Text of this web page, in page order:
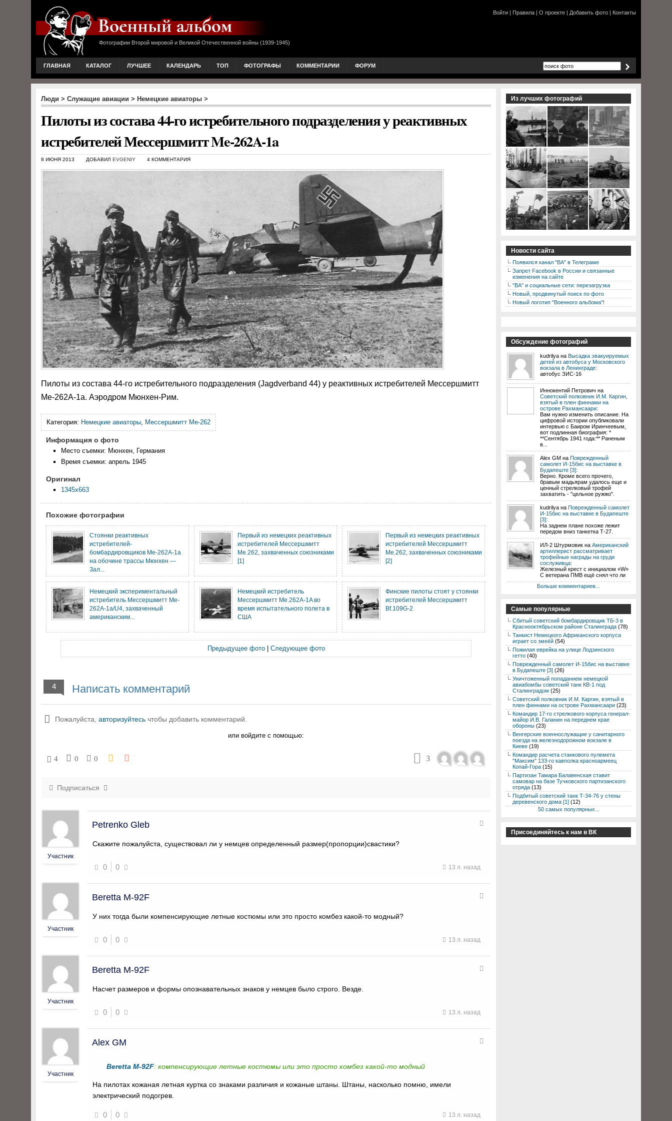
Фотографии Второй мировой и Великой Отечественной войны (1939-1945)
Войти | Правила | О проекте | Добавить фото | Контакты
ГЛАВНАЯ КАТАЛОГ ЛУЧШЕЕ КАЛЕНДАРЬ ТОП ФОТОГРАФЫ КОММЕНТАРИИ ФОРУМ
Люди > Служащие авиации > Немецкие авиаторы >
Пилоты из состава 44-го истребительного подразделения у реактивных
истребителей Мессершмитт Me-262A-1a
8 ИЮНЯ 2013 ДОБАВИЛ EVGENIY 4 КОММЕНТАРИЯ
Пилоты из состава 44-го истребительного подразделения (Jagdverband 44) у реактивных истребителей Мессершмитт
Me-262A-1a. Аэродром Мюнхен-Рим.
Категория: Немецкие авиаторы, Мессершмитт Me-262
Информация о фото
Место съемки: Мюнхен, Германия
Время съемки: апрель 1945
Оригинал
1345x663
Похожие фотографии
Стоянки реактивных
истребителей-
бомбардировщиков Me-262A-1а
на обочине трассы Мюнхен —
Зал...
Первый из немецких реактивных
истребителей Мессершмитт
Me.262, захваченных союзниками
[1]
Первый из немецких реактивных
истребителей Мессершмитт
Me.262, захваченных союзниками
[2]
Немецкий экспериментальный
истребитель Мессершмитт Me-
262A-1a/U4, захваченный
американским...
Немецкий истребитель
Мессершмитт Me.262A-1A во
время испытательного полета в
США
Финские пилоты стоят у стоянки
истребителей Мессершмитт
Bf.109G-2
Предыдущее фото| Следующее фото
4 Написать комментарий
Пожалуйста, авторизуйтесь чтобы добавить комментарий.
или войдите с помощью:
4 0 0 3
Подписаться
Участник
Petrenko Gleb
Скажите пожалуйста, существовал ли у немцев определенный размер(пропорции)свастики?
0 0 13 л. назад
Участник
Beretta M-92F
У них тогда были компенсирующие летные костюмы или это просто комбез какой-то модный?
0 0 13 л. назад
Участник
Beretta M-92F
Насчет размеров и формы опознавательных знаков у немцев было строго. Везде.
0 0 13 л. назад
Участник
Alex GM
Beretta M-92F: компенсирующие летные костюмы или это просто комбез какой-то модный
На пилотах кожаная летная куртка со знаками различия и кожаные штаны. Штаны, насколько помню, имели
электрический подогрев.
0 0 13 л. назад
Из лучших фотографий
Новости сайта
Появился канал "ВА" в Телеграме
Запрет Facebook в России и связанные
изменения на сайте
"ВА" и социальные сети: перезагрузка
Новый, продвинутый поиск по фото
Новый логотип "Военного альбома"!
Обсуждение фотографий
kudrilya на Высадка эвакуируемых
детей из автобуса у Московского
вокзала в Ленинграде:
автобус ЗИС-16
Иннокентий Петрович на
Советский полковник И.М. Каргин,
взятый в плен финнами на
острове Рахмансаари:
Вам нужно изменить описание. На
цифровой истории опубликовали
интервью с Баиром Иринчеевым,
вот подлинная биография: *
**Сентябрь 1941 года:** Раненым
в...
Alex GM на Поврежденный
самолет И-15бис на выставке в
Будапеште [3]:
Верно. Кроме всего прочего,
бравым мадьярам удалось еще и
ценный стрелковый трофей
захватить - "цельное ружжо".
kudrilya на Поврежденный самолет
И-15бис на выставке в Будапеште
[3]:
На заднем плане похоже лежит
передом вниз танкетка Т-27.
ИЛ-2 Штурмовик на Американский
артиллерист рассматривает
трофейные награды на груди
сослуживца:
Железный крест с инициалом «W»
С ветерана ПМВ ещё снял что ли
Больше комментариев...
Самые популярные
Сбитый советский бомбардировщик ТБ-3 в
Краснооктябрьском районе Сталинграда (78)
Танкист Немецкого Африканского корпуса
играет со змеёй (54)
Пожилая еврейка на улице Лодзинского
гетто (40)
Поврежденный самолет И-15бис на выставке
в Будапеште [3] (26)
Уничтоженный попаданием немецкой
авиабомбы советский танк КВ-1 под
Сталинградом (25)
Советский полковник И.М. Каргин, взятый в
плен финнами на острове Рахмансаари (23)
Командир 17-го стрелкового корпуса генерал-
майор И.В. Галанин на переднем крае
обороны (23)
Венгерские военнослужащие у санитарного
поезда на железнодорожном вокзале в
Киеве (19)
Командир расчета станкового пулемета
"Максим" 133-го кавполка красноармеец
Копай-Гора (15)
Партизан Тамара Балавенская ставит
самовар на базе Тучковского партизанского
отряда (13)
Подбитый советский танк Т-34-76 у стены
деревенского дома [1] (12)
50 самых популярных...
Присоединяйтесь к нам в ВК